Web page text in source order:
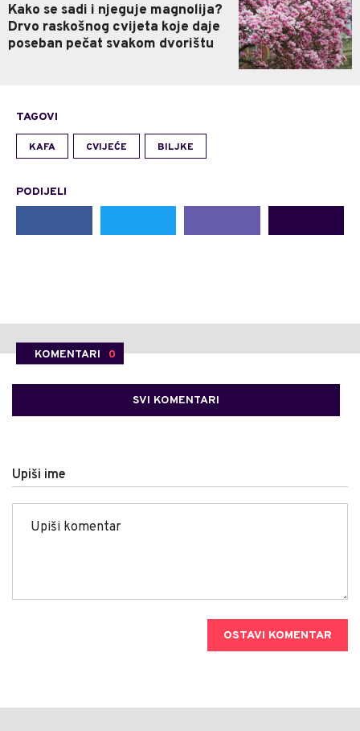
Kako se sadi i njeguje magnolija?
Drvo raskošnog cvijeta koje daje
poseban pečat svakom dvorištu
TAGOVI
KAFA CVIJEĆE BILJKE
PODIJELI
KOMENTARI 0
SVI KOMENTARI
Upiši ime
OSTAVI KOMENTAR